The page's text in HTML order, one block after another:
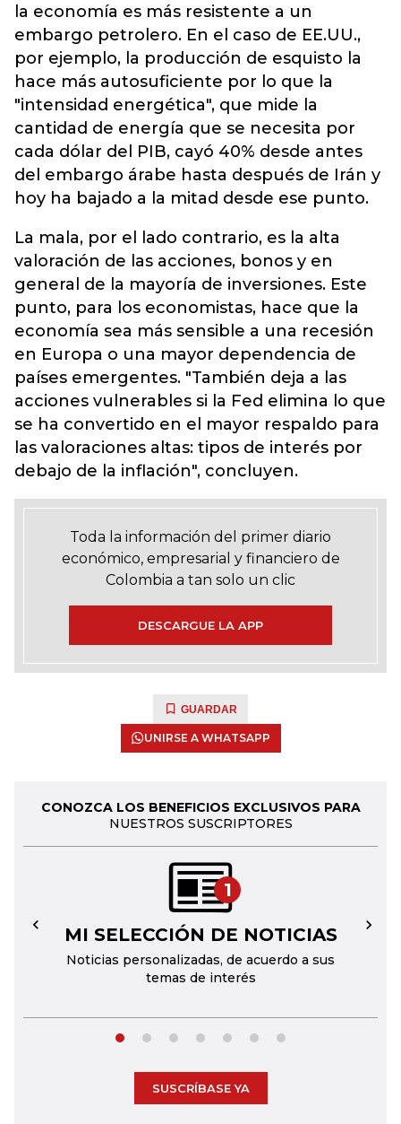
la economía es más resistente a un
embargo petrolero. En el caso de EE.UU.,
por ejemplo, la producción de esquisto la
hace más autosuficiente por lo que la
"intensidad energética", que mide la
cantidad de energía que se necesita por
cada dólar del PIB, cayó 40% desde antes
del embargo árabe hasta después de Irán y
hoy ha bajado a la mitad desde ese punto.
La mala, por el lado contrario, es la alta
valoración de las acciones, bonos y en
general de la mayoría de inversiones. Este
punto, para los economistas, hace que la
economía sea más sensible a una recesión
en Europa o una mayor dependencia de
países emergentes. "También deja a las
acciones vulnerables si la Fed elimina lo que
se ha convertido en el mayor respaldo para
las valoraciones altas: tipos de interés por
debajo de la inflación", concluyen.
Toda la información del primer diario
económico, empresarial y financiero de
Colombia a tan solo un clic
DESCARGUE LA APP
GUARDAR
UNIRSE A WHATSAPP
CONOZCA LOS BENEFICIOS EXCLUSIVOS PARA
NUESTROS SUSCRIPTORES
1
MI SELECCIÓN DE NOTICIAS
Noticias personalizadas, de acuerdo a sus
temas de interés
← →
SUSCRÍBASE YA